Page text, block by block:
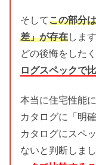
そしてこの部分
差」が存在しま
どの後悔をした
ログスペックで比
本当に住宅性能
カタログに「明
カタログにスペ
ないと判断しま